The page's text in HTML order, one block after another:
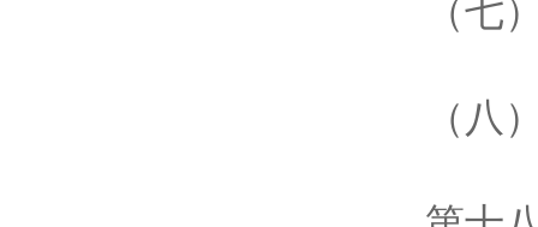
（七）
（八）